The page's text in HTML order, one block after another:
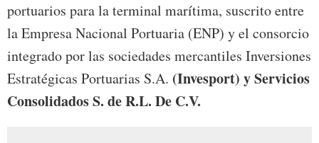
portuarios para la terminal marítima, suscrito entre
la Empresa Nacional Portuaria (ENP) y el consorcio
integrado por las sociedades mercantiles Inversiones
Estratégicas Portuarias S.A. (Invesport) y Servicios
Consolidados S. de R.L. De C.V.